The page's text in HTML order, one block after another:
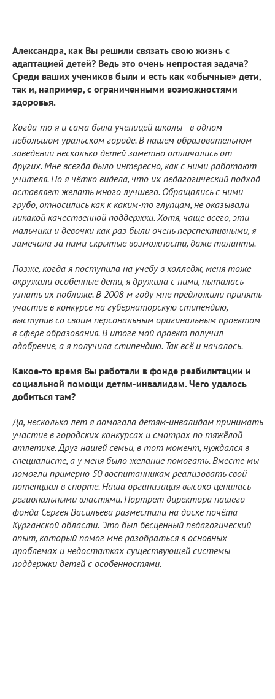
Александра, как Вы решили связать свою жизнь с
адаптацией детей? Ведь это очень непростая задача?
Среди ваших учеников были и есть как «обычные» дети,
так и, например, с ограниченными возможностями
здоровья.
Когда-то я и сама была ученицей школы - в одном
небольшом уральском городе. В нашем образовательном
заведении несколько детей заметно отличались от
других. Мне всегда было интересно, как с ними работают
учителя. Но я чётко видела, что их педагогический подход
оставляет желать много лучшего. Обращались с ними
грубо, относились как к каким-то глупцам, не оказывали
никакой качественной поддержки. Хотя, чаще всего, эти
мальчики и девочки как раз были очень перспективными, я
замечала за ними скрытые возможности, даже таланты.
Позже, когда я поступила на учебу в колледж, меня тоже
окружали особенные дети, я дружила с ними, пыталась
узнать их поближе. В 2008-м году мне предложили принять
участие в конкурсе на губернаторскую стипендию,
выступив со своим персональным оригинальным проектом
в сфере образования. В итоге мой проект получил
одобрение, а я получила стипендию. Так всё и началось.
Какое-то время Вы работали в фонде реабилитации и
социальной помощи детям-инвалидам. Чего удалось
добиться там?
Да, несколько лет я помогала детям-инвалидам принимать
участие в городских конкурсах и смотрах по тяжёлой
атлетике. Друг нашей семьи, в тот момент, нуждался в
специалисте, а у меня было желание помогать. Вместе мы
помогли примерно 50 воспитанникам реализовать свой
потенциал в спорте. Наша организация высоко ценилась
региональными властями. Портрет директора нашего
фонда Сергея Васильева разместили на доске почёта
Курганской области. Это был бесценный педагогический
опыт, который помог мне разобраться в основных
проблемах и недостатках существующей системы
поддержки детей с особенностями.